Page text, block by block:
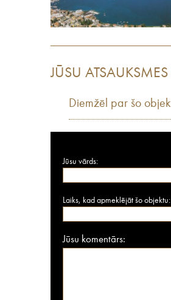
JŪSU ATSAUKSMES
Diemžēl par šo
Jūsu vārds:
Laiks, kad apmeklējāt šo objektu:
Jūsu komentārs: